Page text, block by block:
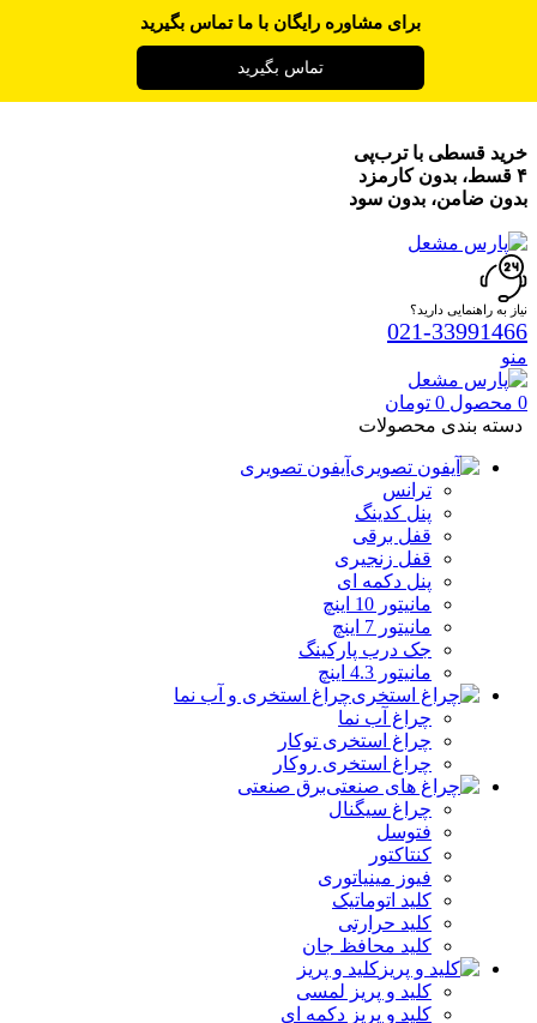
خرید قسطی با ترب‌پی
۴ قسط، بدون کارمزد
بدون ضامن، بدون سود
نیاز به راهنمایی دارید؟
021-33991466
منو
0 محصول 0 تومان
دسته بندی محصولات
آیفون تصویری
ترانس
پنل کدینگ
قفل برقی
قفل زنجیری
پنل دکمه‌ ای
مانیتور 10 اینچ
مانیتور 7 اینچ
جک درب پارکینگ
مانیتور 4.3 اینچ
چراغ استخری و آب نما
چراغ آب نما
چراغ استخری توکار
چراغ استخری روکار
برق صنعتی
چراغ سیگنال
فتوسل
کنتاکتور
فیوز مینیاتوری
کلید اتوماتیک
کلید حرارتی
کلید محافظ جان
کلید و پریز
کلید و پریز لمسی
کلید و پریز دکمه‌ ای
برای مشاوره رایگان با ما تماس بگیرید
تماس بگیرید